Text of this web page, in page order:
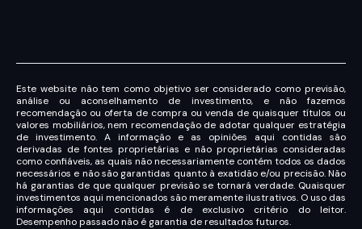
Este website não tem como objetivo ser considerado como previsão,
análise ou aconselhamento de investimento, e não fazemos
recomendação ou oferta de compra ou venda de quaisquer títulos ou
valores mobiliários, nem recomendação de adotar qualquer estratégia
de investimento. A informação e as opiniões aqui contidas são
derivadas de fontes proprietárias e não proprietárias consideradas
como confiáveis, as quais não necessariamente contém todos os dados
necessários e não são garantidas quanto à exatidão e/ou precisão. Não
há garantias de que qualquer previsão se tornará verdade. Quaisquer
investimentos aqui mencionados são meramente ilustrativos. O uso das
informações aqui contidas é de exclusivo critério do leitor.
Desempenho passado não é garantia de resultados futuros.